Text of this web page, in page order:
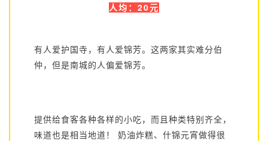
人均：20元
有人爱护国寺，有人爱锦芳。这两家其实难分伯
仲，但是南城的人偏爱锦芳。
提供给食客各种各样的小吃，而且种类特别齐全，
味道也是相当地道！ 奶油炸糕、什锦元宵做得很